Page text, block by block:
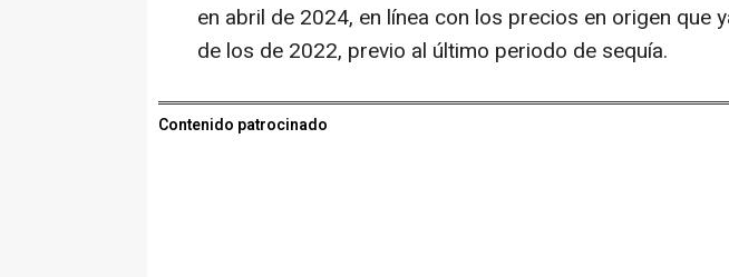
en abril de 2024, en línea con los precios en origen que
de los de 2022, previo al último periodo de sequía.
Contenido patrocinado